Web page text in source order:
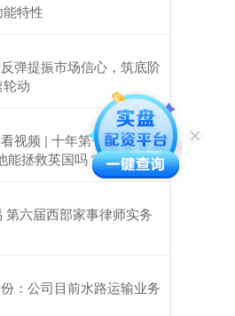
特性
弹提振市场信心，筑底阶
动
视频 | 十年第七相，“北
能拯救英国吗？
第六届西部家事律师实务
：公司目前水路运输业务